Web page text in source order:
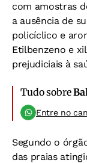
com amostras
a ausência de
policíclico e
Etilbenzeno e
prejudiciais à
Tudo sobre
Entre no
Segundo o
das praias